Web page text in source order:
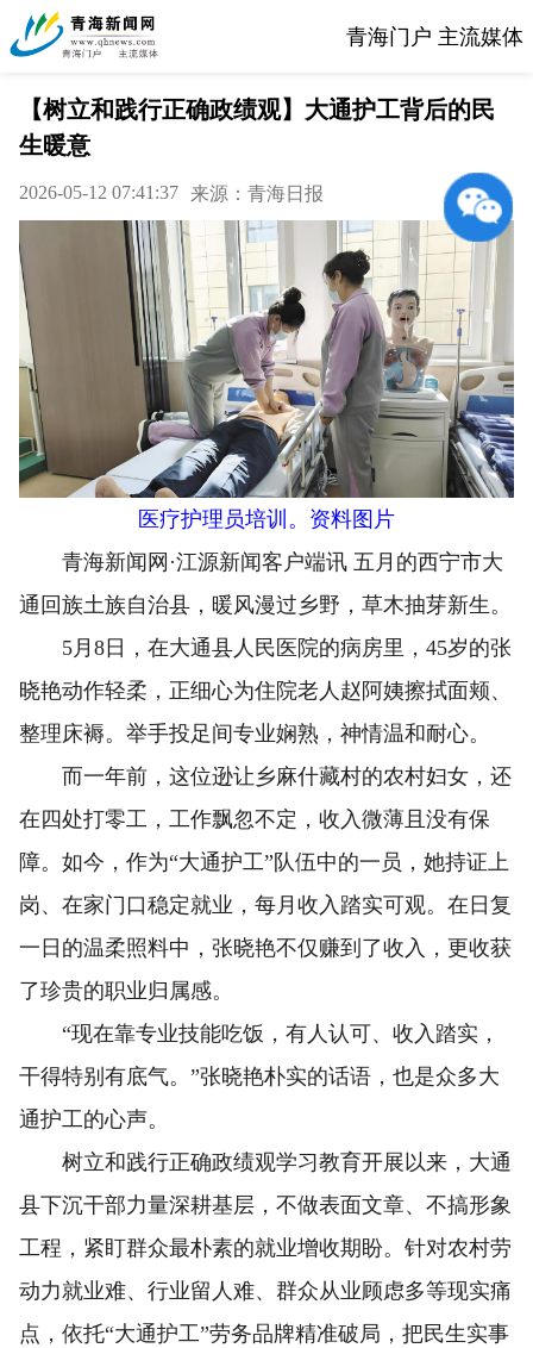
青海门户 主流媒体
【树立和践行正确政绩观】大通护工背后的民
生暖意
2026-05-12 07:41:37 来源：青海日报
医疗护理员培训。资料图片
青海新闻网·江源新闻客户端讯 五月的西宁市大
通回族土族自治县，暖风漫过乡野，草木抽芽新生。
5月8日，在大通县人民医院的病房里，45岁的张
晓艳动作轻柔，正细心为住院老人赵阿姨擦拭面颊、
整理床褥。举手投足间专业娴熟，神情温和耐心。
而一年前，这位逊让乡麻什藏村的农村妇女，还
在四处打零工，工作飘忽不定，收入微薄且没有保
障。如今，作为“大通护工”队伍中的一员，她持证上
岗、在家门口稳定就业，每月收入踏实可观。在日复
一日的温柔照料中，张晓艳不仅赚到了收入，更收获
了珍贵的职业归属感。
“现在靠专业技能吃饭，有人认可、收入踏实，
干得特别有底气。”张晓艳朴实的话语，也是众多大
通护工的心声。
树立和践行正确政绩观学习教育开展以来，大通
县下沉干部力量深耕基层，不做表面文章、不搞形象
工程，紧盯群众最朴素的就业增收期盼。针对农村劳
动力就业难、行业留人难、群众从业顾虑多等现实痛
点，依托“大通护工”劳务品牌精准破局，把民生实事